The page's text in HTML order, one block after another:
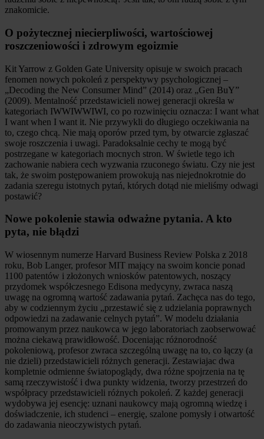
znakomicie.
O pożytecznej niecierpliwości, wartościowej
roszczeniowości i zdrowym egoizmie
Kit Yarrow z Golden Gate University opisuje w swoich pracach
fenomen nowych pokoleń z perspektywy psychologicznej –
„Decoding the New Consumer Mind” (2014) oraz „Gen BuY”
(2009). Mentalność przedstawicieli nowej generacji określa w
kategoriach IWWIWWIWI, co po rozwinięciu oznacza: I want what
I want when I want it. Nie przywykli do długiego oczekiwania na
to, czego chcą. Nie mają oporów przed tym, by otwarcie zgłaszać
swoje roszczenia i uwagi. Paradoksalnie cechy te mogą być
postrzegane w kategoriach mocnych stron. W świetle tego ich
zachowanie nabiera cech wyzwania rzuconego światu. Czy nie jest
tak, że swoim postępowaniem prowokują nas niejednokrotnie do
zadania szeregu istotnych pytań, których dotąd nie mieliśmy odwagi
postawić?
Nowe pokolenie stawia odważne pytania. A kto
pyta, nie błądzi
W wiosennym numerze Harvard Business Review Polska z 2018
roku, Bob Langer, profesor MIT mający na swoim koncie ponad
1100 patentów i złożonych wniosków patentowych, noszący
przydomek współczesnego Edisona medycyny, zwraca naszą
uwagę na ogromną wartość zadawania pytań. Zachęca nas do tego,
aby w codziennym życiu „przestawić się z udzielania poprawnych
odpowiedzi na zadawanie celnych pytań”. W modelu działania
promowanym przez naukowca w jego laboratoriach zaobserwować
można ciekawą prawidłowość. Doceniając różnorodność
pokoleniową, profesor zwraca szczególną uwagę na to, co łączy (a
nie dzieli) przedstawicieli różnych generacji. Zestawiajac dwa
kompletnie odmienne światopoglądy, dwa różne spojrzenia na tę
samą rzeczywistość i dwa punkty widzenia, tworzy przestrzeń do
współpracy przedstawicieli różnych pokoleń. Z każdej generacji
wydobywa jej esencję: uznani naukowcy mają ogromną wiedzę i
doświadczenie, ich studenci – energię, szalone pomysły i otwartość
do zadawania nieoczywistych pytań.